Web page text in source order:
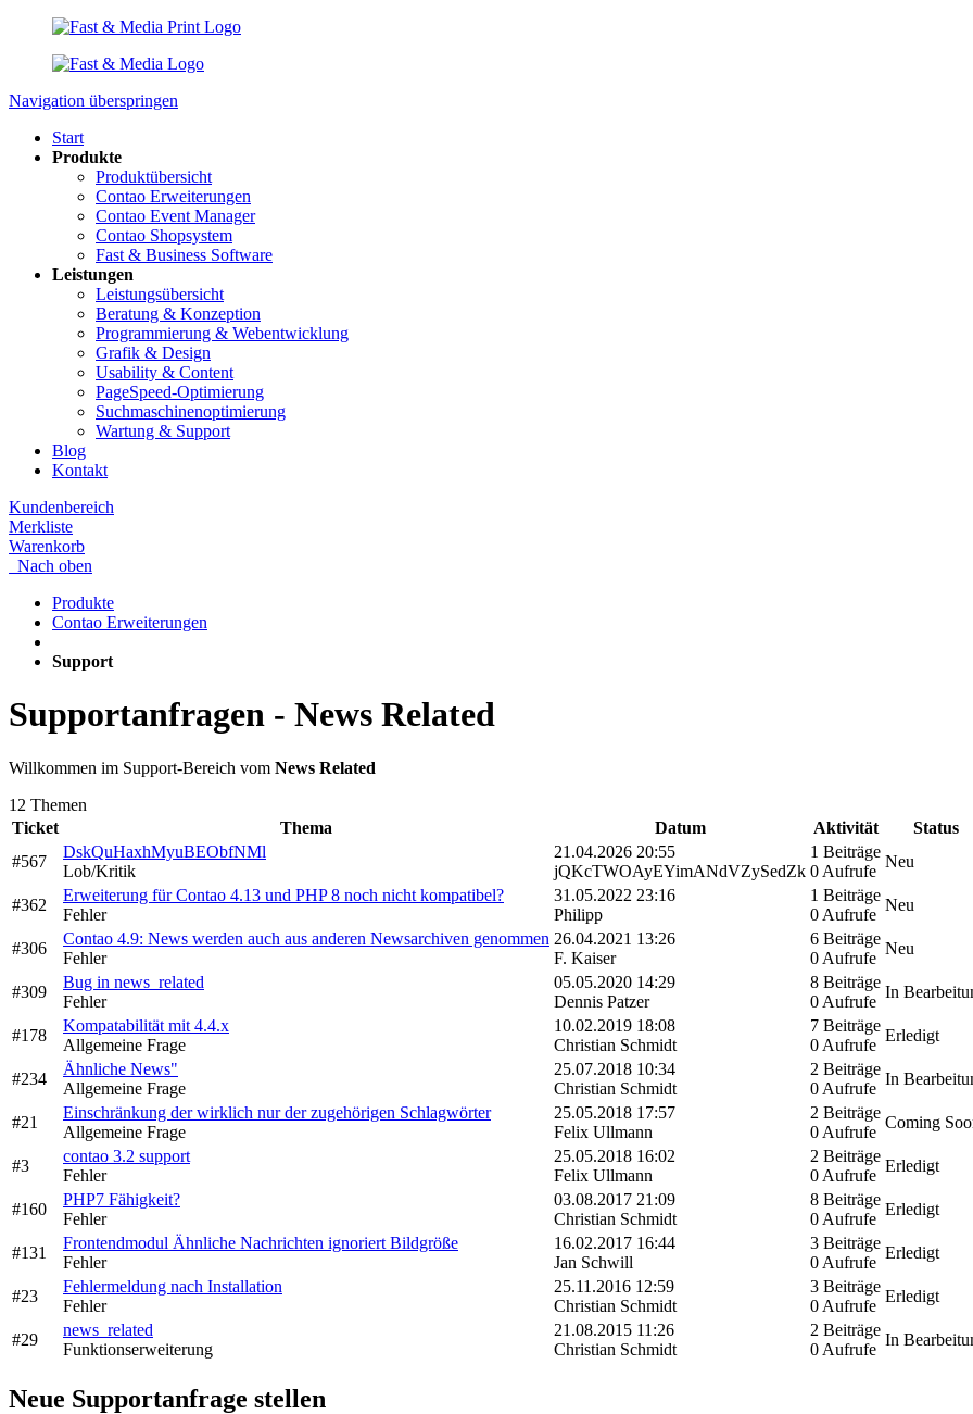
Navigation überspringen
Start
Produkte
Produktübersicht
Contao Erweiterungen
Contao Event Manager
Contao Shopsystem
Fast & Business Software
Leistungen
Leistungsübersicht
Beratung & Konzeption
Programmierung & Webentwicklung
Grafik & Design
Usability & Content
PageSpeed-Optimierung
Suchmaschinenoptimierung
Wartung & Support
Blog
Kontakt
Kundenbereich
Merkliste
Warenkorb
Nach oben
Produkte
Contao Erweiterungen
Support
Supportanfragen - News Related
Willkommen im Support-Bereich vom News Related
12 Themen
Ticket
Thema Datum Aktivität
Status
#567
DskQuHaxhMyuBEObfNMl
Lob/Kritik
21.04.2026 20:55
jQKcTWOAyEYimANdVZySedZk
1 Beiträge
0 Aufrufe
Neu
#362
Erweiterung für Contao 4.13 und PHP 8 noch nicht kompatibel?
Fehler
31.05.2022 23:16
Philipp
1 Beiträge
0 Aufrufe
Neu
#306
Contao 4.9: News werden auch aus anderen Newsarchiven genommen
Fehler
26.04.2021 13:26
F. Kaiser
6 Beiträge
0 Aufrufe
Neu
#309
Bug in news_related
Fehler
05.05.2020 14:29
Dennis Patzer
8 Beiträge
0 Aufrufe
In
#178
Kompatabilität mit 4.4.x
Allgemeine Frage
10.02.2019 18:08
Christian Schmidt
7 Beiträge
0 Aufrufe
Erledigt
#234
Ähnliche News"
Allgemeine Frage
25.07.2018 10:34
Christian Schmidt
2 Beiträge
0 Aufrufe
In
#21
Einschränkung der wirklich nur der zugehörigen Schlagwörter
Allgemeine Frage
25.05.2018 17:57
Felix Ullmann
2 Beiträge
0 Aufrufe
Coming
#3
contao 3.2 support
Fehler
25.05.2018 16:02
Felix Ullmann
2 Beiträge
0 Aufrufe
Erledigt
#160
PHP7 Fähigkeit?
Fehler
03.08.2017 21:09
Christian Schmidt
8 Beiträge
0 Aufrufe
Erledigt
#131
Frontendmodul Ähnliche Nachrichten ignoriert Bildgröße
Fehler
16.02.2017 16:44
Jan Schwill
3 Beiträge
0 Aufrufe
Erledigt
#23
Fehlermeldung nach Installation
Fehler
25.11.2016 12:59
Christian Schmidt
3 Beiträge
0 Aufrufe
Erledigt
#29
news_related
Funktionserweiterung
21.08.2015 11:26
Christian Schmidt
2 Beiträge
0 Aufrufe
In
Neue Supportanfrage stellen